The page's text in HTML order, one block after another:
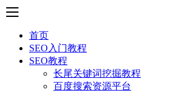
首页
SEO入门教程
SEO教程
长尾关键词挖掘教程
百度搜索资源平台